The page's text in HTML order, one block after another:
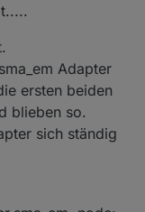
Adapter
ersten beiden
blieben so.
sich ständig